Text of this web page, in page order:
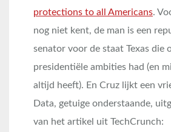
protections to all Americans.
nog niet kent, de man is een
senator voor de staat Texas die
presidentiële ambities had (en
altijd heeft). En Cruz lijkt een
Data, getuige onderstaande,
van het artikel uit TechCrunch: